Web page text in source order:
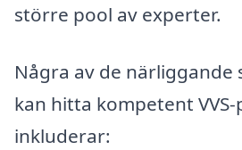
större pool av experter.
Några av de närliggande
kan hitta kompetent
inkluderar: